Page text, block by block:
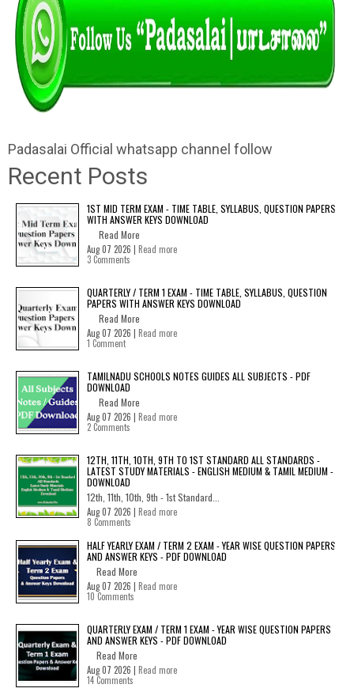
Padasalai Official whatsapp channel follow
Recent Posts
1ST MID TERM EXAM - TIME TABLE, SYLLABUS, QUESTION PAPERS
WITH ANSWER KEYS DOWNLOAD
Read More
Aug 07 2026 | Read more
3 Comments
QUARTERLY / TERM 1 EXAM - TIME TABLE, SYLLABUS, QUESTION
PAPERS WITH ANSWER KEYS DOWNLOAD
Read More
Aug 07 2026 | Read more
1 Comment
TAMILNADU SCHOOLS NOTES GUIDES ALL SUBJECTS - PDF
DOWNLOAD
Read More
Aug 07 2026 | Read more
2 Comments
12TH, 11TH, 10TH, 9TH TO 1ST STANDARD ALL STANDARDS -
LATEST STUDY MATERIALS - ENGLISH MEDIUM & TAMIL MEDIUM -
DOWNLOAD
12th, 11th, 10th, 9th - 1st Standard...
Aug 07 2026 | Read more
8 Comments
HALF YEARLY EXAM / TERM 2 EXAM - YEAR WISE QUESTION PAPERS
AND ANSWER KEYS - PDF DOWNLOAD
Read More
Aug 07 2026 | Read more
10 Comments
QUARTERLY EXAM / TERM 1 EXAM - YEAR WISE QUESTION PAPERS
AND ANSWER KEYS - PDF DOWNLOAD
Read More
Aug 07 2026 | Read more
14 Comments